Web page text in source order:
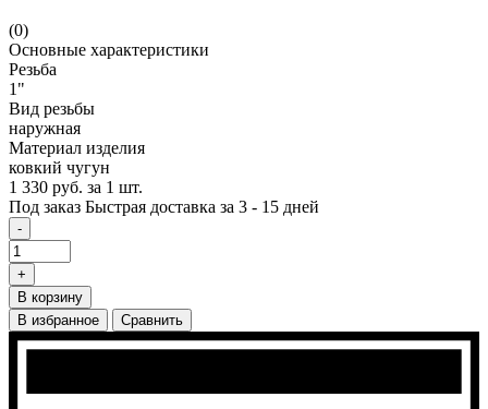
(0)
Основные характеристики
Резьба
1"
Вид резьбы
наружная
Материал изделия
ковкий чугун
1 330 руб. за 1 шт.
Под заказ Быстрая доставка за 3 - 15 дней
-
+
В корзину
В избранное
Сравнить